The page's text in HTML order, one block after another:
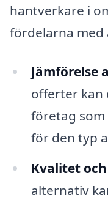
hantverkare i
fördelarna
Jämförelse
offerter kan
företag
för den typ
Kvalitet
alternativ